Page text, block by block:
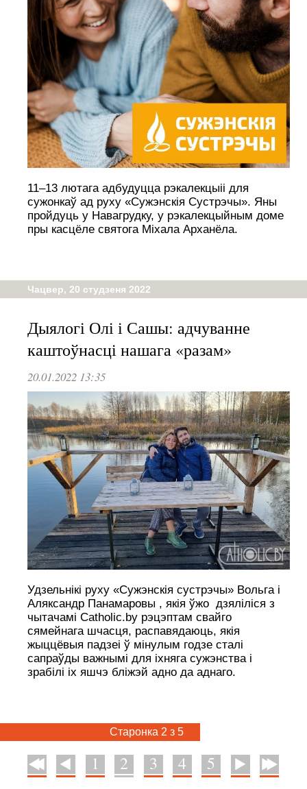
11–13 лютага адбудуцца рэкалекцыіі для
сужонкаў ад руху «Сужэнскія Сустрэчы». Яны
пройдуць у Навагрудку, у рэкалекцыйным доме
пры касцёле святога Міхала Арханёла.
Чацвер, 20 студзеня 2022
Дыялогі Олі і Сашы: адчуванне
каштоўнасці нашага «разам»
20.01.2022 13:35
Удзельнікі руху «Сужэнскія сустрэчы» Вольга і
Аляксандр Панамаровы , якія ўжо дзяліліся з
чытачамі Catholic.by рэцэптам свайго
сямейнага шчасця, распавядаюць, якія
жыццёвыя падзеі ў мінулым годзе сталі
сапраўды важнымі для іхняга сужэнства і
зрабілі іх яшчэ бліжэй адно да аднаго.
Старонка 2 з 5
1 2 3 4 5